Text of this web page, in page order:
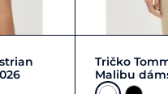
L/40
Tričko
Malibu